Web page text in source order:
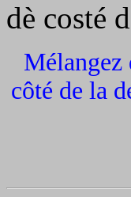
dè costé
Mélangez
côté de la